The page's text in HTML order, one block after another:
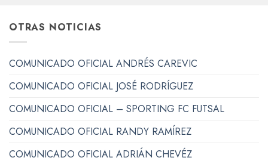
OTRAS NOTICIAS
COMUNICADO OFICIAL ANDRÉS CAREVIC
COMUNICADO OFICIAL JOSÉ RODRÍGUEZ
COMUNICADO OFICIAL – SPORTING FC FUTSAL
COMUNICADO OFICIAL RANDY RAMÍREZ
COMUNICADO OFICIAL ADRIÁN CHEVÉZ